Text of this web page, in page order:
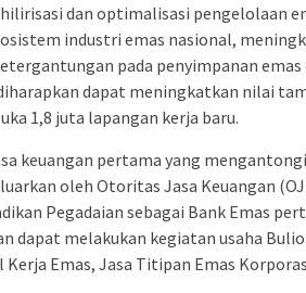
dan optimalisasi pengelolaan
industri emas nasional,
pada penyimpanan emas
dapat meningkatkan nilai
1,8 juta lapangan kerja baru.
keuangan pertama yang
oleh Otoritas Jasa Keuangan
Pegadaian sebagai Bank Emas
dapat melakukan kegiatan usaha
Emas, Jasa Titipan Emas